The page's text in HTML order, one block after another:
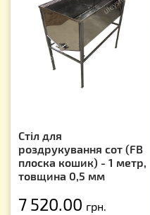
Стіл для
роздрукування сот (FB
плоска кошик) - 1 метр,
товщина 0,5 мм
7 520.00 грн.